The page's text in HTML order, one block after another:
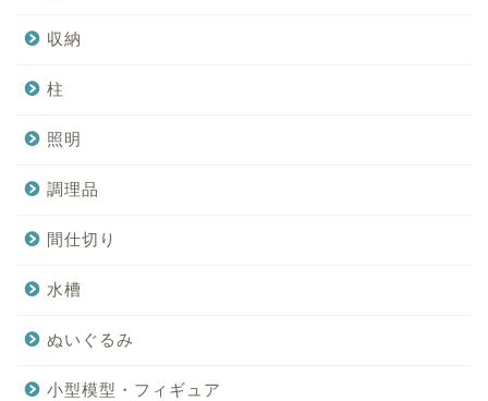
収納
柱
照明
調理品
間仕切り
水槽
ぬいぐるみ
小型模型・フィギュア